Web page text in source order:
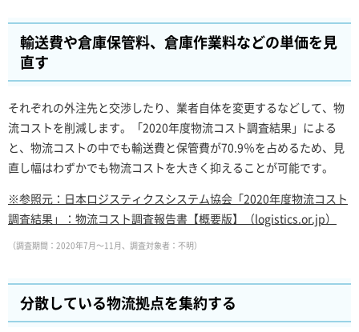
輸送費や倉庫保管料、倉庫作業料などの単価を見
直す
それぞれの外注先と交渉したり、業者自体を変更するなどして、物
流コストを削減します。「2020年度物流コスト調査結果」による
と、物流コストの中でも輸送費と保管費が70.9％を占めるため、見
直し幅はわずかでも物流コストを大きく抑えることが可能です。
※参照元：日本ロジスティクスシステム協会「2020年度物流コスト
調査結果」：物流コスト調査報告書【概要版】（logistics.or.jp）
（調査期間：2020年7月～11月、調査対象者：不明）
分散している物流拠点を集約する